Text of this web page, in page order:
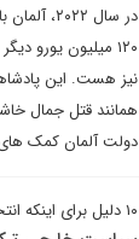
نیز هست. این
همانند قتل جمال
دولت آلمان کمک
۱۰ دلیل برای اینکه انتخاب قلیچدار اغلو چیزی را تغییر نمی دهد